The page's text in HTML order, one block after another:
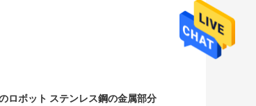
ロボット ステンレス鋼の金属部分